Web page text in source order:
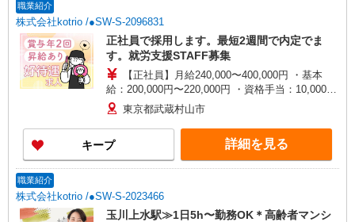
職業紹介
株式会社kotrio /●SW-S-2096831
正社員で採用します。最短2週間で内定でま
す。就労支援STAFF募集
【正社員】月給240,000〜400,000円 ・基本
給：200,000円〜220,000円 ・資格手当：10,000〜
30,000円 ・役職手当：10,000〜70,000円 ・処遇改
善手当：20,000〜60,000円（勤続年数、保有資格
により変動） ・固定残業手当：20,000円（10時
間） ※固定残業時間を超過する場合には超過勤務
手当として別途支給 ・夜勤手当：10,000円/1回
歓迎 ・認知症介護基礎研修 ・初任者研修 ・実務
者研修 ・介護福祉士 など
東京都武蔵村山市
キープ 詳細を見る
職業紹介
株式会社kotrio /●SW-S-2023466
玉川上水駅≫1日5h〜勤務OK＊高齢者マンシ